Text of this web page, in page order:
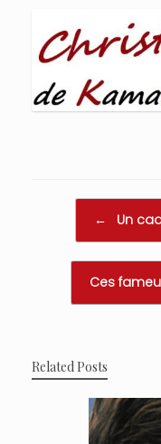
← Un
Ces
Related Posts